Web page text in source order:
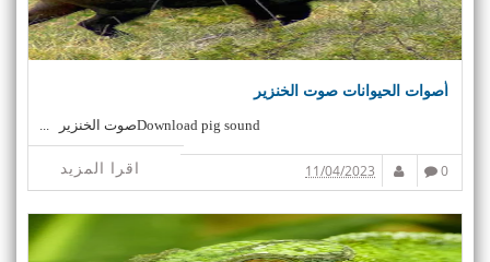
أصوات الحيوانات صوت الخنزير
Download pig soundصوت الخنزير ...
اقرا المزيد 0
11/04/2023